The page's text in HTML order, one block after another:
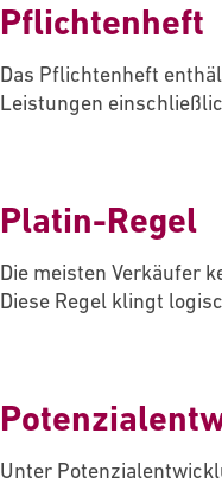
Pflichtenheft
Das Pflichtenheft
Leistungen
Platin-Regel
Die meisten Verkäufer
Diese Regel klingt
Unter